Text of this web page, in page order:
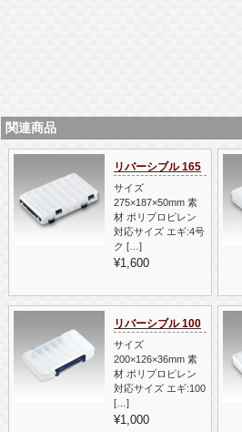
関連商品
リバーシブル 165
サイズ
275×187×50mm 素
材 ポリプロピレン
対応サイズ エギ:4号
ク […]
¥1,600
リバーシブル 100
サイズ
200×126×36mm 素
材 ポリプロピレン
対応サイズ エギ:100
[…]
¥1,000